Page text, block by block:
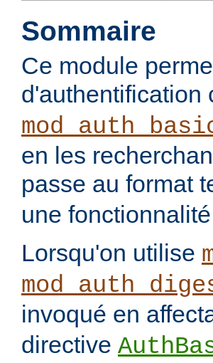
Sommaire
Ce module
d'authentification
en les
passe au format
une
Lorsqu'on utilise
invoqué en
directive